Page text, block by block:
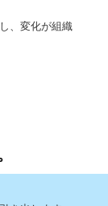
、変化が組織